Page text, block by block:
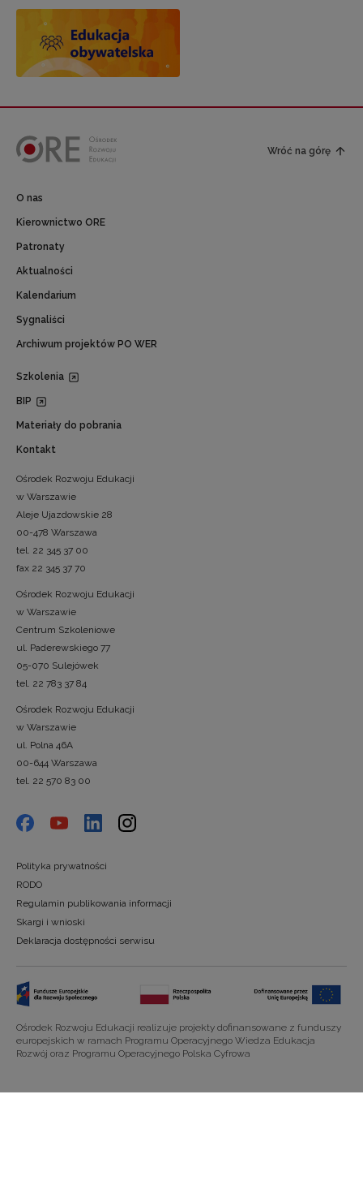
Wróć na górę
O nas
Kierownictwo ORE
Patronaty
Aktualności
Kalendarium
Sygnaliści
Archiwum projektów PO WER
Szkolenia
BIP
Materiały do pobrania
Kontakt
Ośrodek Rozwoju Edukacji
w Warszawie
Aleje Ujazdowskie 28
00-478 Warszawa
tel. 22 345 37 00
fax 22 345 37 70
Ośrodek Rozwoju Edukacji
w Warszawie
Centrum Szkoleniowe
ul. Paderewskiego 77
05-070 Sulejówek
tel. 22 783 37 84
Ośrodek Rozwoju Edukacji
w Warszawie
ul. Polna 46A
00-644 Warszawa
tel. 22 570 83 00
Polityka prywatności
RODO
Regulamin publikowania informacji
Skargi i wnioski
Deklaracja dostępności serwisu
Ośrodek Rozwoju Edukacji realizuje projekty dofinansowane z funduszy
europejskich w ramach Programu Operacyjnego Wiedza Edukacja
Rozwój oraz Programu Operacyjnego Polska Cyfrowa